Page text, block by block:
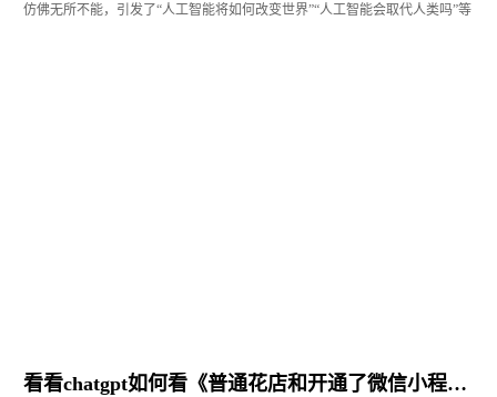
仿佛无所不能，引发了“人工智能将如何改变世界”“人工智能会取代人类吗”等
看看chatgpt如何看《普通花店和开通了微信小程序商城的花店》